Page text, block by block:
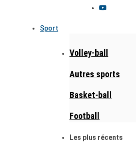
Sport
Volley-ball
Autres sports
Basket-ball
Football
Les plus récents